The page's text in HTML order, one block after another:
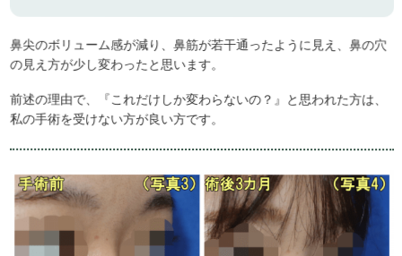
鼻尖のボリューム感が減り、鼻筋が若干通ったように見え、鼻の穴
の見え方が少し変わったと思います。
前述の理由で、『これだけしか変わらないの？』と思われた方は、
私の手術を受けない方が良い方です。